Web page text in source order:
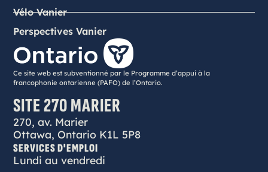
Vélo Vanier
Perspectives Vanier
Ce site web est subventionné par le Programme d’appui à la
francophonie ontarienne (PAFO) de l’Ontario.
SITE 270 MARIER
270, av. Marier
Ottawa, Ontario K1L 5P8
SERVICES D'EMPLOI
Lundi au vendredi